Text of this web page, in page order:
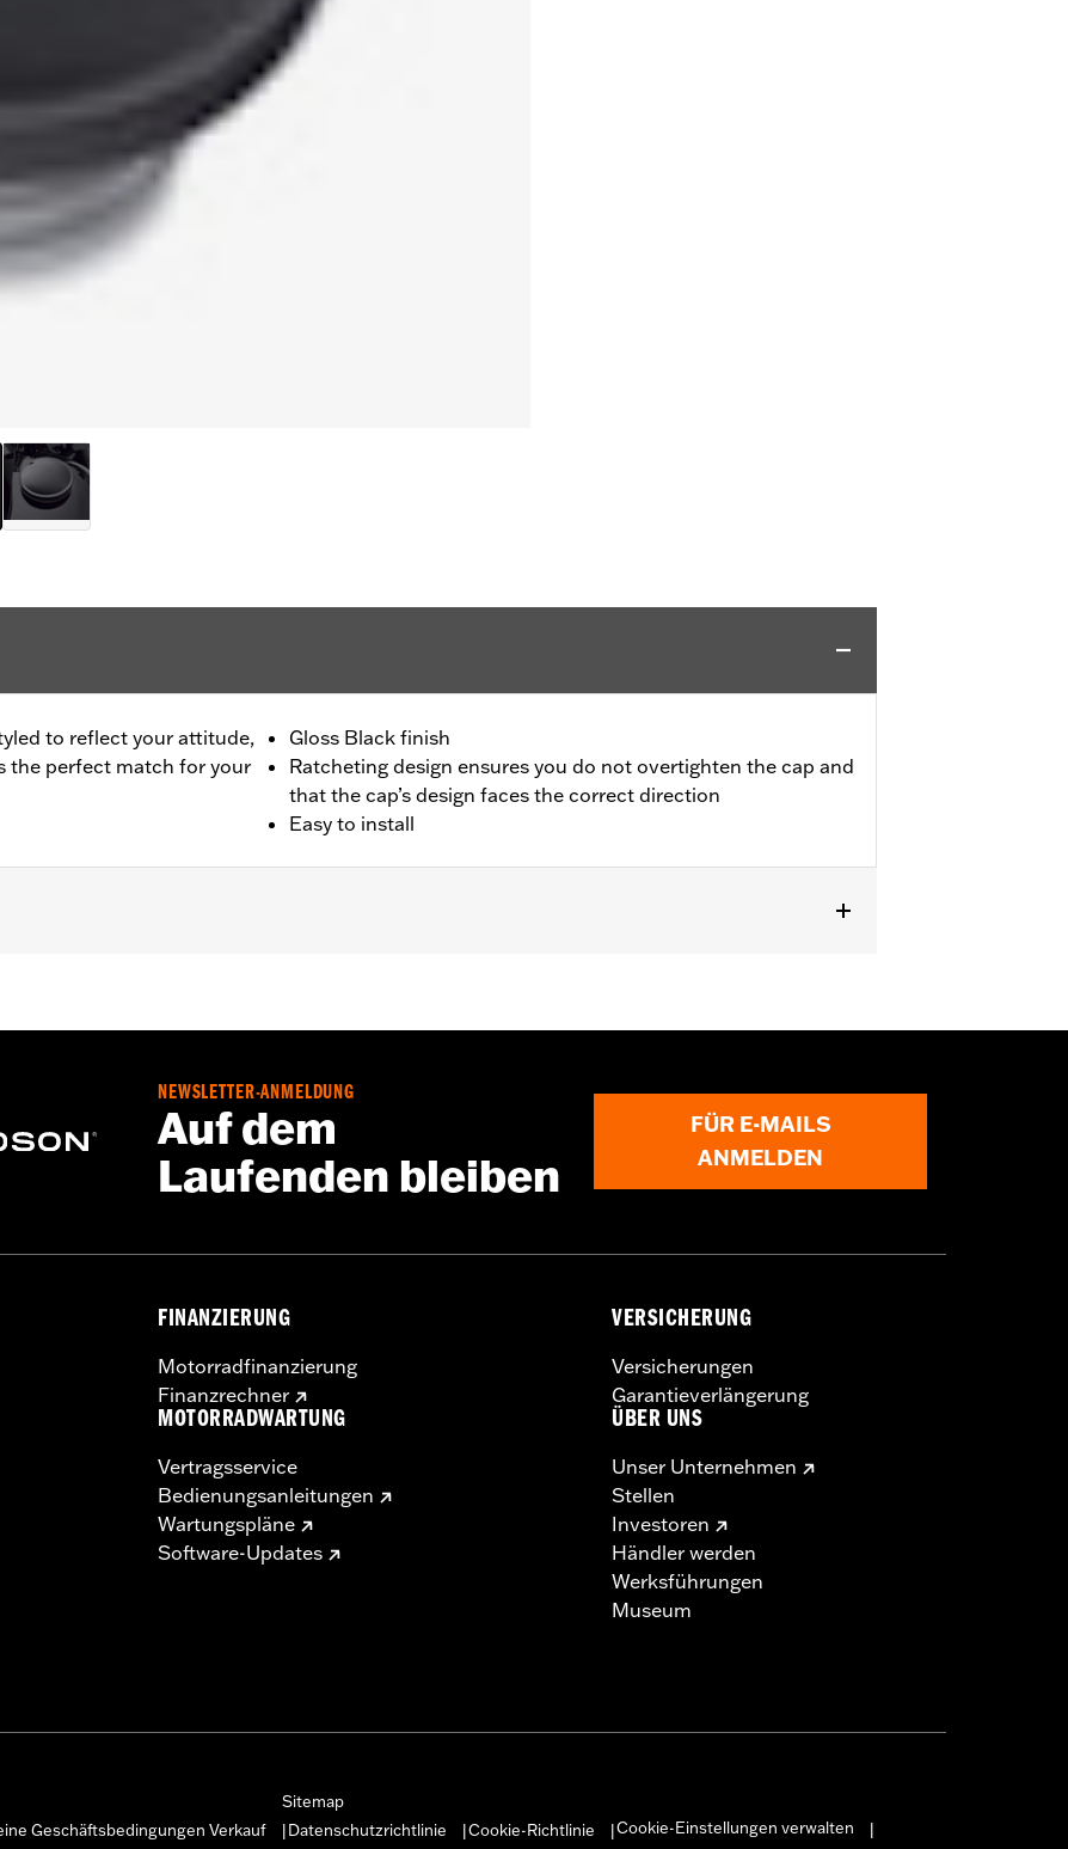
to reflect your attitude,
the perfect match for your
Gloss Black finish
Ratcheting design ensures you do not overtighten the cap and
that the cap’s design faces the correct direction
Easy to install
Tankdeckeln. Bei Verwendung an FXSBSE ’13–’14 sowie FLHXSE und FLTRXSE ’21–’22
NEWSLETTER-ANMELDUNG
Auf dem
Laufenden bleiben
FÜR E-MAILS
ANMELDEN
FINANZIERUNG
Motorradfinanzierung
Finanzrechner
MOTORRADWARTUNG
Vertragsservice
Bedienungsanleitungen
Wartungspläne
Software-Updates
VERSICHERUNG
Versicherungen
Garantieverlängerung
ÜBER UNS
Unser Unternehmen
Stellen
Investoren
Händler werden
Werksführungen
Museum
Sitemap
Geschäftsbedingungen Verkauf Datenschutzrichtlinie Cookie-Richtlinie Cookie-Einstellungen verwalten